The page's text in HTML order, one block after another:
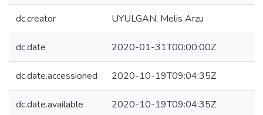
dc.creator UYULGAN, Melis Arzu
dc.date 2020-01-31T00:00:00Z
dc.date.accessioned 2020-10-19T09:04:35Z
dc.date.available 2020-10-19T09:04:35Z